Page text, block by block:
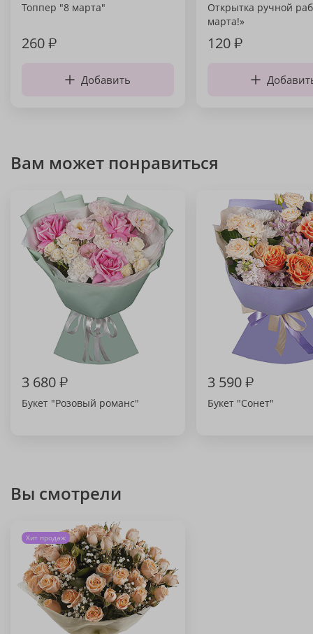
Топпер "8 марта"
260₽
Добавить
Открытка ручной
марта!»
120₽
Вам может понравиться
3 680₽
Букет "Розовый романс"
3 590₽
Букет "Сонет"
Вы смотрели
Хит продаж